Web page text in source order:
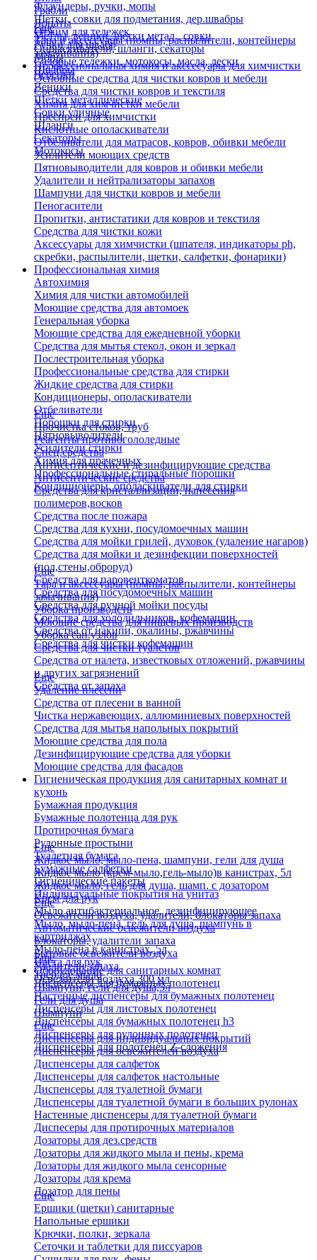
Флаундеры, ручки, мопы
Щетки, совки для подметания, дер.швабры
Отжим для тележек
Ручки для швабр
Мопы
Швабры
Грабли
Лопаты
Метлы, веники, щетки метал., совки
Опрыскиватели, шланги, секаторы
Садовые тележки, мотокосы, масла, лески
Черенки
Веники
Щетки металлические
Совки уличные
Шланги
Секаторы
Мотокосы
Еще
Тара и аксессуары (помпы, распылители, контейнеры
замачивания)
Профессиональная химия и акссесуары для химчистки
Основные средства для чистки ковров и мебели
Средства для чистки ковров и текстиля
Химия для химчистки мебели
Преспреи для химчистки
Кислотные ополаскиватели
Отбеливатели для матрасов, ковров, обивки мебели
Усилители моющих средств
Пятновыводители для ковров и обивки мебели
Удалители и нейтрализаторы запахов
Шампуни для чистки ковров и мебели
Пеногасители
Пропитки, антистатики для ковров и текстиля
Средства для чистки кожи
Аксессуары для химчистки (шпателя, индикаторы ph,
скребки, распылители, щетки, салфетки, фонарики)
Профессиональная химия
Автохимия
Химия для чистки автомобилей
Моющие средства для автомоек
Генеральная уборка
Моющие средства для ежедневной уборки
Средства для мытья стекол, окон и зеркал
Послестроительная уборка
Профессиональные средства для стирки
Жидкие средства для стирки
Кондиционеры, ополаскиватели
Отбеливатели
Порошки для стирки
Пятновыводители
Усилители стирки
Химия для прачечных
Профессиональные стиральные порошки
Кондиционеры, ополаскиватели для стирки
Еще
Прочистка стоков, труб
Реагенты противогололедные
Спец.средства
Антисептические и дезинфицирующие средства
Антисептические средства
Средства для кристаллизации, нанесения
полимеров,восков
Средства после пожара
Средства для кухни, посудомоечных машин
Средства для мойки грилей, духовок (удаление нагаров)
Средства для мойки и дезинфекции поверхностей
(пол,стены,оброруд)
Средства для паровенткоматов
Средства для посудомоечных машин
Средства для ручной мойки посуды
Средства для холодильников, кофемашин
Средства от накипи, окалины, ржавчины
Средства для чистки кофемашин
Еще
Тара и аксессуары (помпы, распылители, контейнеры
замачивания)
Уборка производств
Моющие средства для пищевых производств
Уборка сан.узлов
Средства для чистки туалетов
Средства от налета, известковых отложений, ржавчины
и других загрязнений
Средства от запаха
Еще
Удаление плесени
Средства от плесени в ванной
Чистка нержавеющих, аллюминиевых поверхностей
Средства для мытья напольных покрытий
Моющие средства для пола
Дезинфицирующие средства для уборки
Моющие средства для фасадов
Гигиеническая продукция для санитарных комнат и
кухонь
Бумажная продукция
Бумажные полотенца для рук
Протирочная бумага
Рулонные простыни
Туалетная бумага
Бумажные салфетки
Гигиенические пакеты
Индивидуальные покрытия на унитаз
Еще
Жидкое мыло, мыло-пена, шампуни, гели для душа
Жидкое мыло (крем-мыло,гель-мыло)в канистрах, 5л
Жидкое мыло, гель для душа, шамп. с дозатором
Крем для рук
Мыло антибактериальное, дезинфицирующее
Мыло, мыло-пена, гель для душа, шампунь в
картриджах
Мыло-пена в канистрах, 5л
Паста для рук
Твердое мыло
Шампуни, гели для душа,5л
Гели для душа
Шампуни
Еще
Освежители воздуха, удалители, блокаторы запаха
Автоматические освежители воздуха
Блокаторы, удалители запаха
Бытовые освежители воздуха
Удалители запаха
Освежители воздуха 300 мл
Еще
Оборудование для санитарных комнат
Диспенсеры для бумажных полотенец
Настенные диспенсеры для бумажных полотенец
Диспенсеры для листовых полотенец
Диспенсеры для бумажных полотенец h3
Диспенсеры для рулонных полотенец
Диспенсеры для полотенец Z-сложения
Еще
Диспенсеры для индивидуальных покрытий
Диспенсеры для освежителей воздуха
Диспенсеры для салфеток
Диспенсеры для салфеток настольные
Диспенсеры для туалетной бумаги
Диспенсеры для туалетной бумаги в больших рулонах
Настенные диспенсеры для туалетной бумаги
Диспесеры для протирочных материалов
Дозаторы для дез.средств
Дозаторы для жидкого мыла и пены, крема
Дозаторы для жидкого мыла сенсорные
Дозаторы для крема
Дозатор для пены
Еще
Ершики (щетки) санитарные
Напольные ершики
Крючки, полки, зеркала
Сеточки и таблетки для писсуаров